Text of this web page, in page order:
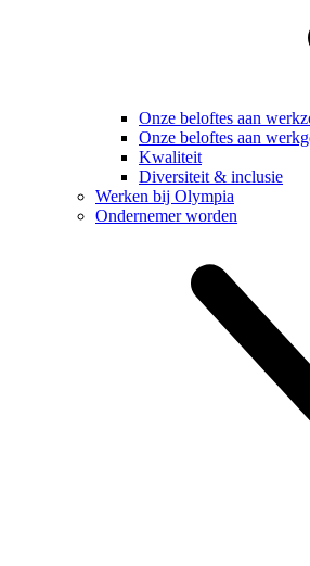
Onze beloftes aan
Onze beloftes aan
Kwaliteit
Diversiteit & inclusie
Werken bij Olympia
Ondernemer worden